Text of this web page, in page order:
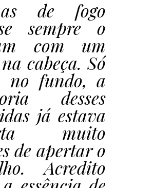
de fogo
sempre o
com um
cabeça. Só
no fundo, a
desses
já estava
muito
de apertar o
Acredito